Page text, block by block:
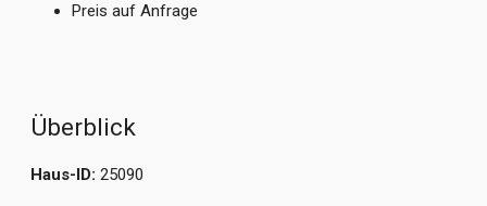
Preis auf Anfrage
Überblick
Haus-ID: 25090